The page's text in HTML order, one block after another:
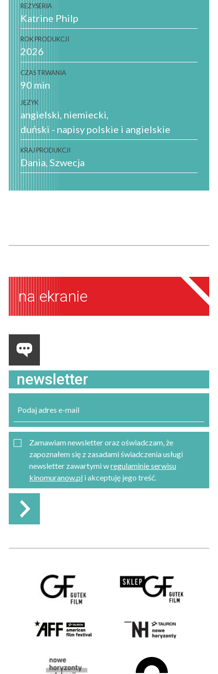
REŻYSERIA
Katrine Philp
ROK PRODUKCJI
2026
CZAS TRWANIA
90 min
JĘZYK
angielski niemiecki
duński - napisy polskie i angielskie
KRAJ PRODUKCJI
Dania Szwecja
na ekranie
newsletter
Zamawiam newsletter oraz oświadczam, że
zapoznałem się z zasadami świadczenia usługi
newsletter zawartymi wregulaminie serwisu
kinomuranow.pl i akceptuję jego treść.